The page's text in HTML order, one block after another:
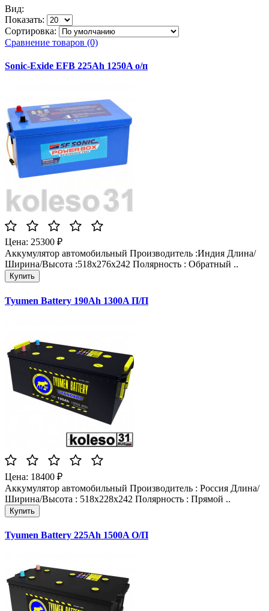
Вид:
Показать:
Сортировка:
Сравнение товаров (0)
Sonic-Exide EFB 225Ah 1250A о/п
Цена: 25300 ₽
Аккумулятор автомобильный Производитель :Индия Длина/
Ширина/Высота :518х276х242 Полярность : Обратный ..
Tyumen Battery 190Ah 1300A П/П
Цена: 18400 ₽
Аккумулятор автомобильный Производитель : Россия Длина/
Ширина/Высота : 518x228x242 Полярность : Прямой ..
Tyumen Battery 225Ah 1500A О/П